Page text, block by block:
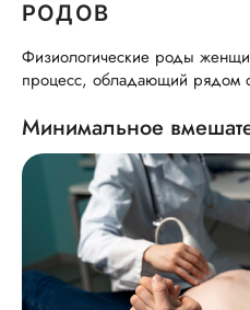
РОДОВ
Физиологические роды
процесс, обладающий рядом
Минимальное